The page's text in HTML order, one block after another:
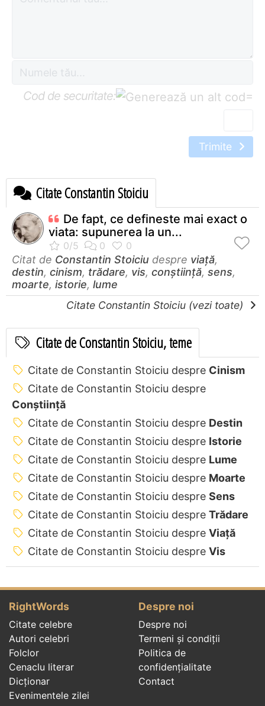
Cod de securitate: =
Trimite
Citate Constantin Stoiciu
De fapt, ce defineste mai exact o
viata: supunerea la un...
Citat de Constantin Stoiciu despre viață,
destin, cinism, trădare, vis, conștiință, sens,
moarte, istorie, lume
Citate Constantin Stoiciu (vezi toate)
Citate de Constantin Stoiciu, teme
Citate de Constantin Stoiciu despre Cinism
Citate de Constantin Stoiciu despre
Conștiință
Citate de Constantin Stoiciu despre Destin
Citate de Constantin Stoiciu despre Istorie
Citate de Constantin Stoiciu despre Lume
Citate de Constantin Stoiciu despre Moarte
Citate de Constantin Stoiciu despre Sens
Citate de Constantin Stoiciu despre Trădare
Citate de Constantin Stoiciu despre Viață
Citate de Constantin Stoiciu despre Vis
RightWords
Citate celebre
Autori celebri
Folclor
Cenaclu literar
Dicționar
Evenimentele zilei
Despre noi
Despre noi
Termeni și condiții
Politica de
confidenţialitate
Contact